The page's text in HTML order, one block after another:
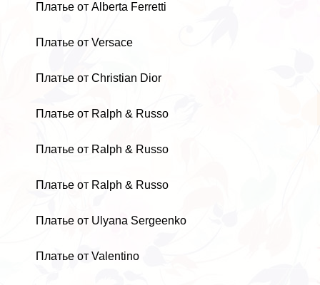
Платье от Alberta Ferretti
Платье от Versace
Платье от Christian Dior
Платье от Ralph & Russo
Платье от Ralph & Russo
Платье от Ralph & Russo
Платье от Ulyana Sergeenko
Платье от Valentino